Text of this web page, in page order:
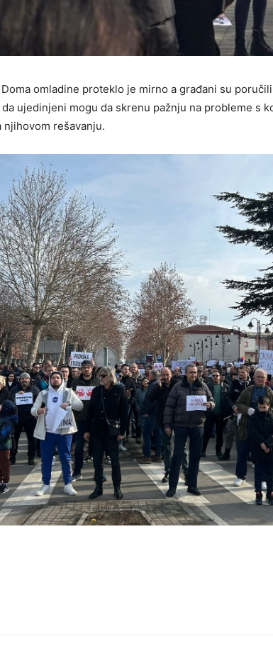
omladine proteklo je mirno a građani su
ujedinjeni mogu da skrenu pažnju na probleme s
njihovom rešavanju.